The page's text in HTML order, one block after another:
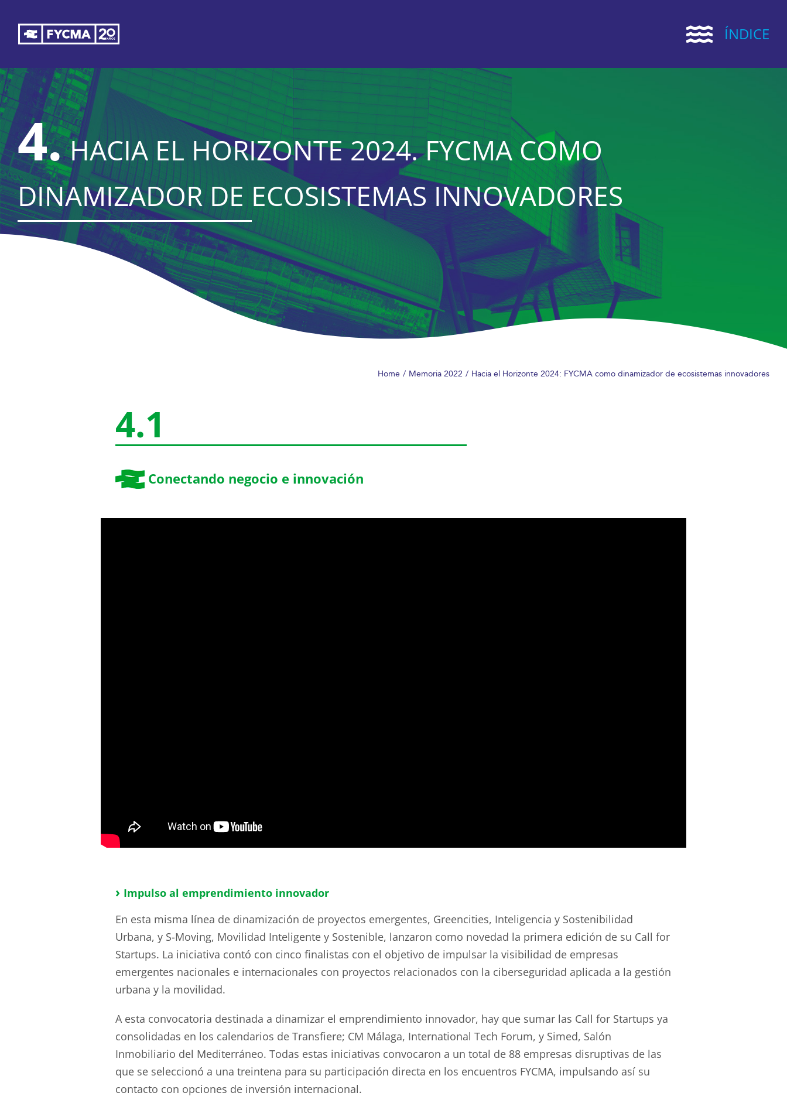
contenido
ÍNDICE
4.HACIA EL HORIZONTE 2024. FYCMA COMO
DINAMIZADOR DE ECOSISTEMAS INNOVADORES
Home Memoria 2022 Hacia el Horizonte 2024: FYCMA como dinamizador de ecosistemas innovadores
4.1
Conectando negocio e innovación
› Impulso al emprendimiento innovador
En esta misma línea de dinamización de proyectos emergentes, Greencities, Inteligencia y Sostenibilidad
Urbana, y S-Moving, Movilidad Inteligente y Sostenible, lanzaron como novedad la primera edición de su Call for
Startups. La iniciativa contó con cinco finalistas con el objetivo de impulsar la visibilidad de empresas
emergentes nacionales e internacionales con proyectos relacionados con la ciberseguridad aplicada a la gestión
urbana y la movilidad.
A esta convocatoria destinada a dinamizar el emprendimiento innovador, hay que sumar las Call for Startups ya
consolidadas en los calendarios de Transfiere; CM Málaga, International Tech Forum, y Simed, Salón
Inmobiliario del Mediterráneo. Todas estas iniciativas convocaron a un total de 88 empresas disruptivas de las
que se seleccionó a una treintena para su participación directa en los encuentros FYCMA, impulsando así su
contacto con opciones de inversión internacional.